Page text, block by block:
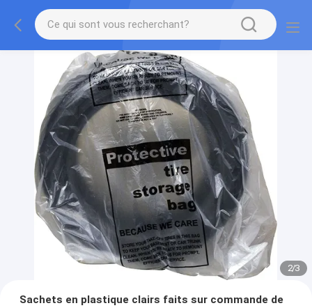
2/3
Sachets en plastique clairs faits sur commande de